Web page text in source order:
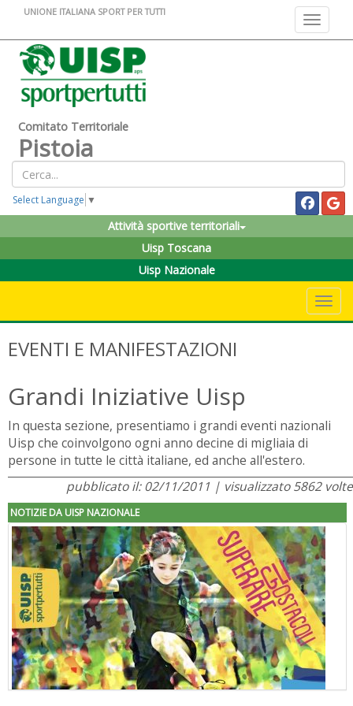
Toggle
UNIONE ITALIANA SPORT PER TUTTI
Comitato Territoriale
Pistoia
Select Language ▼
Attività sportive territoriali
Uisp Toscana
Uisp Nazionale
EVENTI E MANIFESTAZIONI
Grandi Iniziative Uisp
In questa sezione, presentiamo i grandi eventi nazionali
Uisp che coinvolgono ogni anno decine di migliaia di
persone in tutte le città italiane, ed anche all'estero.
pubblicato il: 02/11/2011 | visualizzato 5862 volte
NOTIZIE DA UISP NAZIONALE